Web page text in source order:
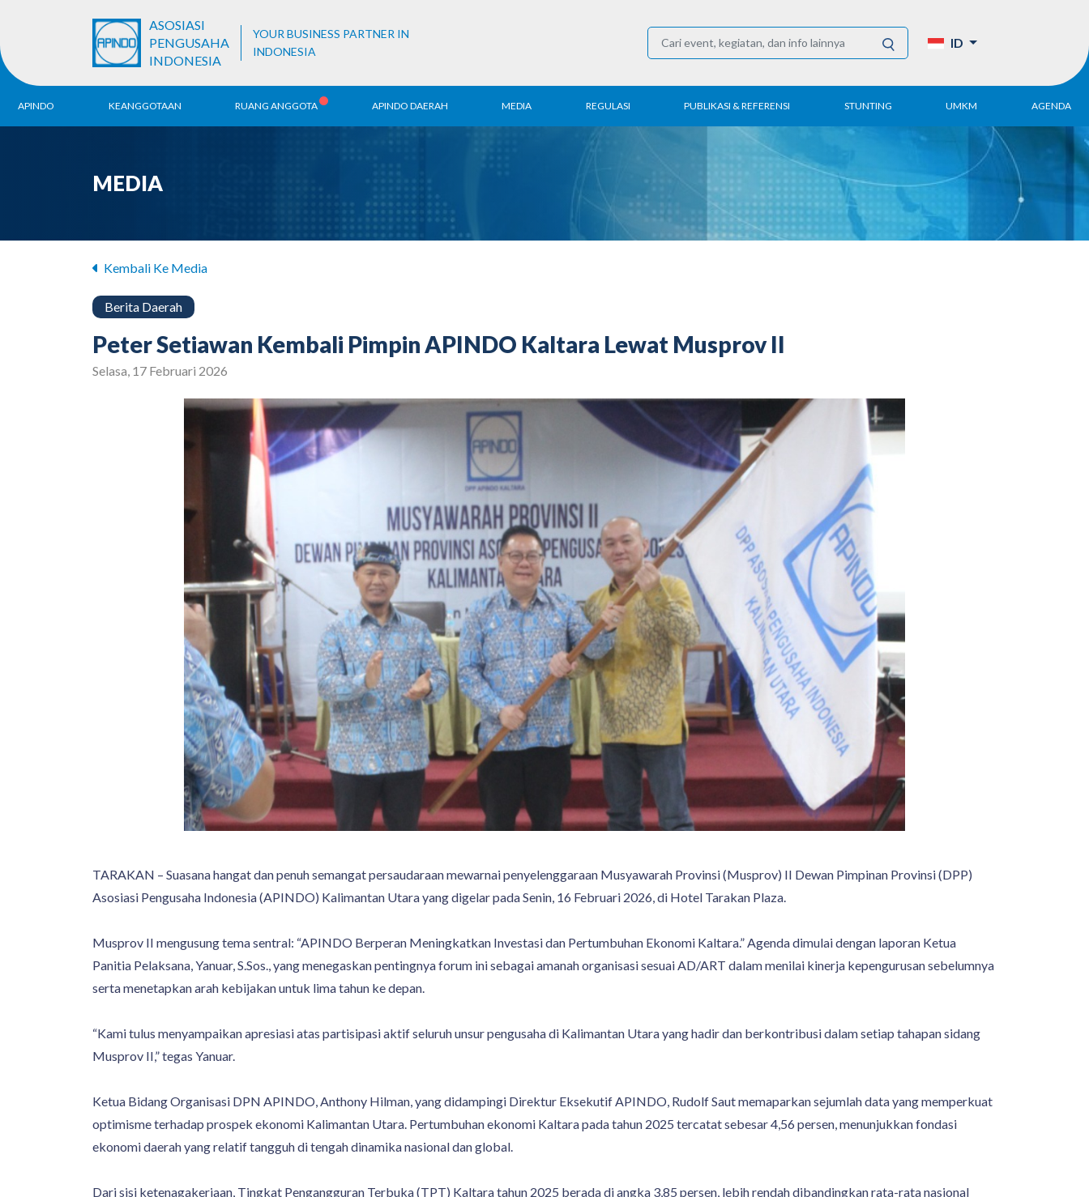
ASOSIASI
PENGUSAHA
INDONESIA
YOUR BUSINESS PARTNER IN
INDONESIA
ID
APINDO KEANGGOTAAN RUANG ANGGOTA APINDO DAERAH MEDIA REGULASI PUBLIKASI & REFERENSI
Buletin Elektronik
STUNTING UMKM
UMKM DPN Apindo
APINDO UMKM
Kegiatan
DPN/DPP/DPK
AGENDA
MEDIA
Kembali Ke Media
Berita Daerah
Peter Setiawan Kembali Pimpin APINDO Kaltara Lewat Musprov II
Selasa, 17 Februari 2026
TARAKAN – Suasana hangat dan penuh semangat persaudaraan mewarnai penyelenggaraan Musyawarah Provinsi (Musprov) II Dewan Pimpinan Provinsi (DPP)
Asosiasi Pengusaha Indonesia (APINDO) Kalimantan Utara yang digelar pada Senin, 16 Februari 2026, di Hotel Tarakan Plaza.
Musprov II mengusung tema sentral: “APINDO Berperan Meningkatkan Investasi dan Pertumbuhan Ekonomi Kaltara.” Agenda dimulai dengan laporan Ketua
Panitia Pelaksana, Yanuar, S.Sos., yang menegaskan pentingnya forum ini sebagai amanah organisasi sesuai AD/ART dalam menilai kinerja kepengurusan sebelumnya
serta menetapkan arah kebijakan untuk lima tahun ke depan.
“Kami tulus menyampaikan apresiasi atas partisipasi aktif seluruh unsur pengusaha di Kalimantan Utara yang hadir dan berkontribusi dalam setiap tahapan sidang
Musprov II,” tegas Yanuar.
Ketua Bidang Organisasi DPN APINDO, Anthony Hilman, yang didampingi Direktur Eksekutif APINDO, Rudolf Saut memaparkan sejumlah data yang memperkuat
optimisme terhadap prospek ekonomi Kalimantan Utara. Pertumbuhan ekonomi Kaltara pada tahun 2025 tercatat sebesar 4,56 persen, menunjukkan fondasi
ekonomi daerah yang relatif tangguh di tengah dinamika nasional dan global.
Dari sisi ketenagakerjaan, Tingkat Pengangguran Terbuka (TPT) Kaltara tahun 2025 berada di angka 3,85 persen, lebih rendah dibandingkan rata-rata nasional